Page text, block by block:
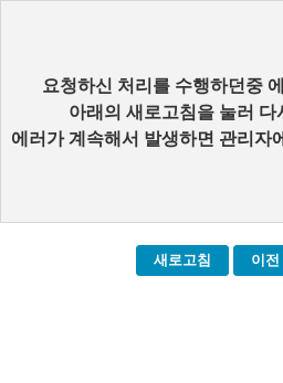
요청하신 처리를 수행하던중
아래의 새로고침을 눌러 다
에러가 계속해서 발생하면 관리자
새로고침 이